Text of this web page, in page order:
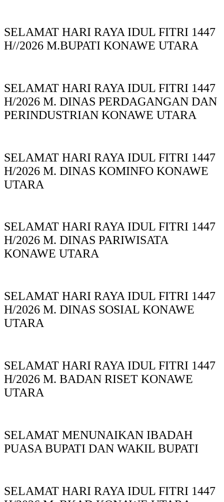
SELAMAT HARI RAYA IDUL FITRI 1447
H//2026 M.BUPATI KONAWE UTARA
SELAMAT HARI RAYA IDUL FITRI 1447
H/2026 M. DINAS PERDAGANGAN DAN
PERINDUSTRIAN KONAWE UTARA
SELAMAT HARI RAYA IDUL FITRI 1447
H/2026 M. DINAS KOMINFO KONAWE
UTARA
SELAMAT HARI RAYA IDUL FITRI 1447
H/2026 M. DINAS PARIWISATA
KONAWE UTARA
SELAMAT HARI RAYA IDUL FITRI 1447
H/2026 M. DINAS SOSIAL KONAWE
UTARA
SELAMAT HARI RAYA IDUL FITRI 1447
H/2026 M. BADAN RISET KONAWE
UTARA
SELAMAT MENUNAIKAN IBADAH
PUASA BUPATI DAN WAKIL BUPATI
SELAMAT HARI RAYA IDUL FITRI 1447